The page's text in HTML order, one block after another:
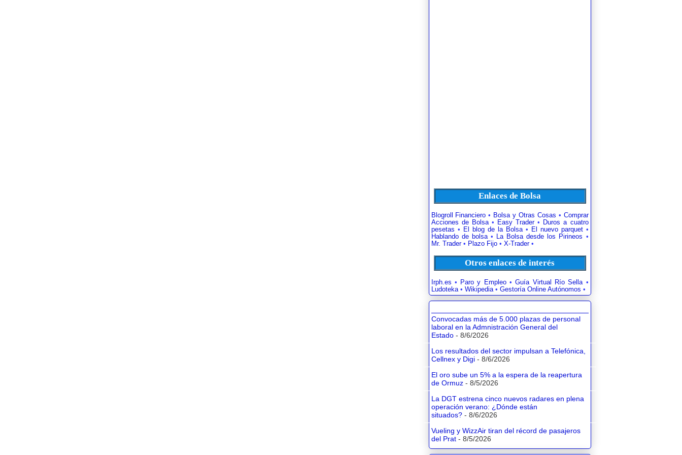
Enlaces de Bolsa
Blogroll Financiero • Bolsa y Otras Cosas • Comprar
Acciones de Bolsa• Easy Trader•
Duros a cuatro
pesetas • El blog de la Bolsa• El nuevo parquet•
Hablando de bolsa• La Bolsa desde los Pirineos •
Mr. Trader• Plazo Fijo• X-Trader•
Otros enlaces de interés
Irph.es • Paro y Empleo•Guía Virtual Río Sella•
Ludoteka• Wikipedia• Gestoría Online Autónomos •
Convocadas más de 5.000 plazas de personal
laboral en la Admnistración General del
Estado- 8/6/2026
Los resultados del sector impulsan a Telefónica,
Cellnex y Digi- 8/6/2026
El oro sube un 5% a la espera de la reapertura
de Ormuz- 8/5/2026
La DGT estrena cinco nuevos radares en plena
operación verano: ¿Dónde están
situados?- 8/6/2026
Vueling y WizzAir tiran del récord de pasajeros
del Prat- 8/5/2026